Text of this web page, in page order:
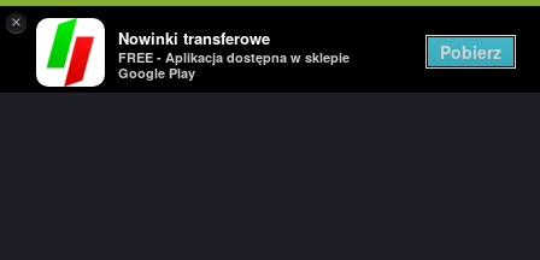
×
Nowinki transferowe
FREE - Aplikacja dostępna w sklepie
Google Play
Pobierz